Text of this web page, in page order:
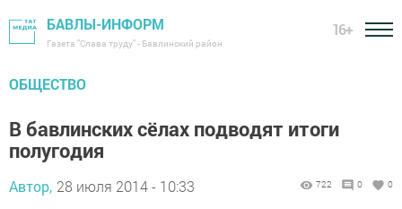
БАВЛЫ-ИНФОРМ
Газета "Слава труду" - Бавлинский район
16+
ОБЩЕСТВО
В бавлинских сёлах подводят итоги
полугодия
Автор, 28 июля 2014 - 10:33 722 0 0